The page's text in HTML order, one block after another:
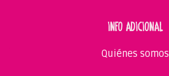
INFO ADICIONAL
Quiénes somos